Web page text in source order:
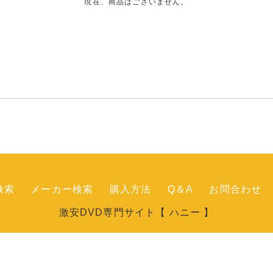
索 メーカー検索 購入方法 Q＆A お問合わせ
激安DVD専門サイト【 ハニー 】